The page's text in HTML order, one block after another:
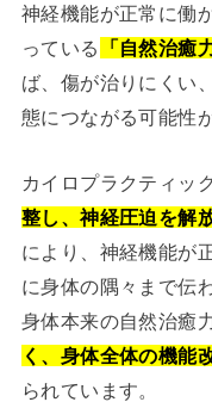
神経機能が正常に働
っている
「自然治癒
ば、傷が治りにくい
態につながる可能性
カイロプラクティッ
整し、神経圧迫を解
により、神経機能が
に身体の隅々まで伝
身体本来の自然治癒
く、身体全体の機能
られています。